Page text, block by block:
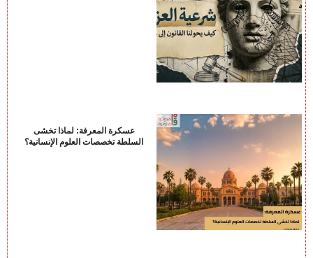
عسكرة المعرفة: لماذا تخشى
السلطة تخصصات العلوم الإنسانية؟